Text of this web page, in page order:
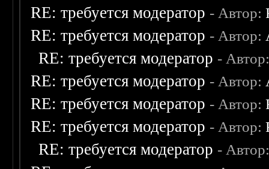
RE: требуется модератор - Автор:
RE: требуется модератор - Автор:
RE: требуется модератор -
RE: требуется модератор - Автор:
RE: требуется модератор - Автор:
RE: требуется модератор - Автор:
RE: требуется модератор -